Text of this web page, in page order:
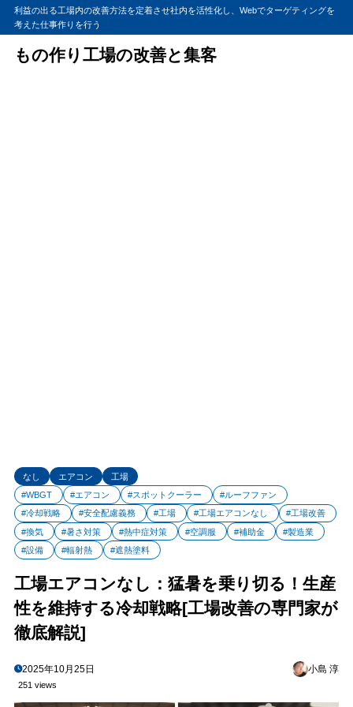
利益の出る工場内の改善方法を定着させ社内を活性化し、Webでターゲティングを
考えた仕事作りを行う
もの作り工場の改善と集客
なし エアコン
工場
#WBGT
#エアコン #スポットクーラー
#ルーフファン
#冷却戦略
#安全配慮義務 #工場 #工場エアコンなし
#工場改善
#換気
#暑さ対策 #熱中症対策 #空調服 #補助金
#製造業
#設備
#輻射熱 #遮熱塗料
工場エアコンなし：猛暑を乗り切る！生産
性を維持する冷却戦略[工場改善の専門家が
徹底解説]
2025年10月25日 小島 淳
251 views